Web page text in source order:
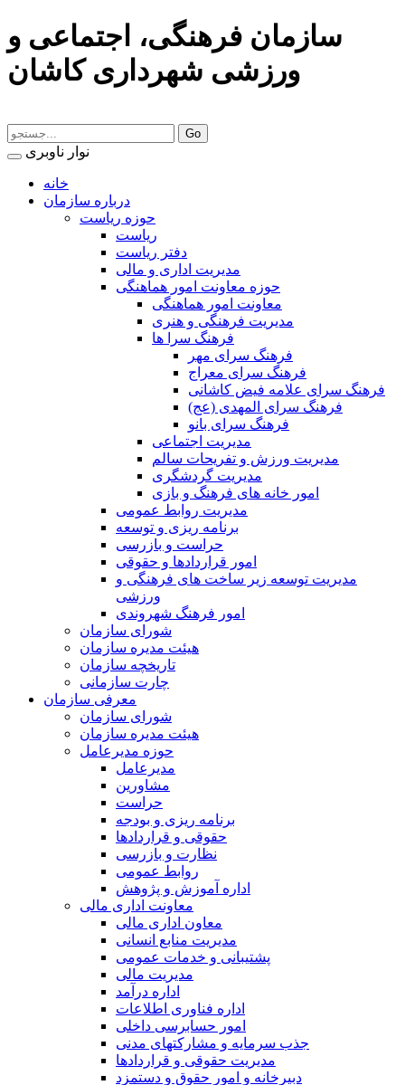
سازمان فرهنگی، اجتماعی و
ورزشی شهرداری کاشان
نوار ناوبری
خانه
درباره سازمان
حوزه ریاست
ریاست
دفتر ریاست
مدیریت اداری و مالی
حوزه معاونت امور هماهنگی
معاونت امور هماهنگی
مدیریت فرهنگی و هنری
فرهنگ سرا ها
فرهنگ سرای مهر
فرهنگ سرای معراج
فرهنگ سرای علامه فیض کاشانی
فرهنگ سرای المهدی (عج)
فرهنگ سرای بانو
مدیریت اجتماعی
مدیریت ورزش و تفریحات سالم
مدیریت گردشگری
امور خانه های فرهنگ و بازی
مدیریت روابط عمومی
برنامه ریزی و توسعه
حراست و بازرسی
امور قراردادها و حقوقی
مدیریت توسعه زیر ساخت های فرهنگی و
ورزشی
امور فرهنگ شهروندی
شورای سازمان
هیئت مدیره سازمان
تاریخچه سازمان
چارت سازمانی
معرفی سازمان
شورای سازمان
هیئت مدیره سازمان
حوزه مدیرعامل
مدیرعامل
مشاورین
حراست
برنامه ریزی و بودجه
حقوقی و قراردادها
نظارت و بازرسی
روابط عمومی
اداره آموزش و پژوهش
معاونت اداری مالی
معاون اداری مالی
مدیریت منابع انسانی
پشتیبانی و خدمات عمومی
مدیریت مالی
اداره درآمد
اداره فناوری اطلاعات
امور حسابرسی داخلی
جذب سرمایه و مشارکتهای مدنی
مدیریت حقوقی و قراردادها
دبیرخانه و امور حقوق و دستمزد